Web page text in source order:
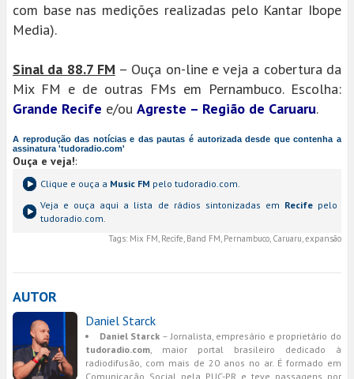
com base nas medições realizadas pelo Kantar Ibope
Media).
Sinal da 88.7 FM – Ouça on-line e veja a cobertura da
Mix FM e de outras FMs em Pernambuco. Escolha:
Grande Recife e/ou Agreste – Região de Caruaru.
A reprodução das notícias e das pautas é autorizada desde que contenha a
assinatura 'tudoradio.com'
Ouça e veja!:
Clique e ouça a Music FM pelo tudoradio.com.
Veja e ouça aqui a lista de rádios sintonizadas em Recifepelo
tudoradio.com.
Tags: Mix FM, Recife, Band FM, Pernambuco, Caruaru, expansão
AUTOR
Daniel Starck
Daniel Starck – Jornalista, empresário e proprietário do
tudoradio.com, maior portal brasileiro dedicado à
radiodifusão, com mais de 20 anos no ar. É formado em
Comunicação Social pela PUC-PR e teve passagens por